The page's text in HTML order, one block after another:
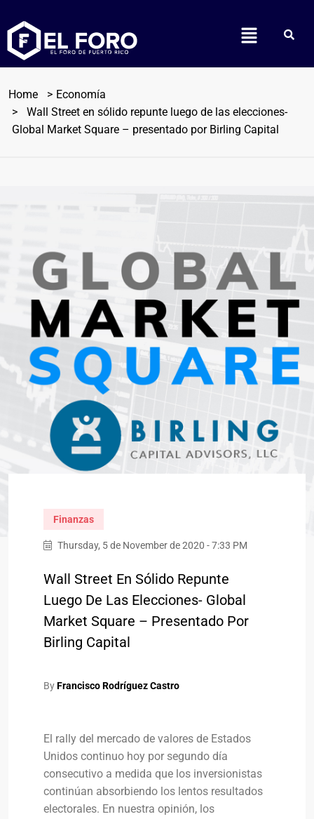
Home
Economía
Wall Street en sólido repunte luego de las elecciones-
Global Market Square – presentado por Birling Capital
Finanzas
Thursday, 5 de November de 2020 - 7:33 PM
Wall Street En Sólido Repunte
Luego De Las Elecciones- Global
Market Square – Presentado Por
Birling Capital
ByFrancisco Rodríguez Castro
El rally del mercado de valores de Estados
Unidos continuo hoy por segundo día
consecutivo a medida que los inversionistas
continúan absorbiendo los lentos resultados
electorales. En nuestra opinión, los